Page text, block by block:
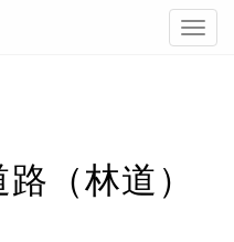
T
o
（林道）